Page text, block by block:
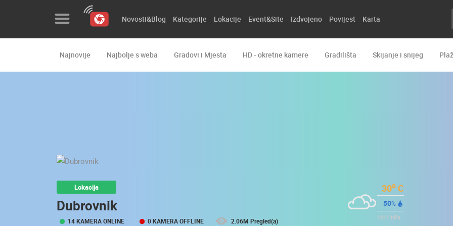
Izdvojeno
Karta
Novosti&Blog Kategorije Lokacije Event&Site Izdvojeno Povijest Karta
Najnovije Najbolje s weba Gradovi i Mjesta HD - okretne kamere Gradilišta Skijanje i snijeg
Lokacija
Dubrovnik
14 KAMERA ONLINE 0 KAMERA OFFLINE 2.06M Pregled(a)
30o C
50%
1011hPa